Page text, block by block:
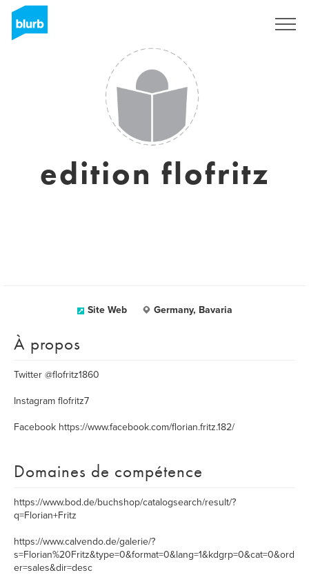
edition flofritz
Site Web Germany, Bavaria
À propos
Twitter @flofritz1860
Instagram flofritz7
Facebook https://www.facebook.com/florian.fritz.182/
Domaines de compétence
https://www.bod.de/buchshop/catalogsearch/result/?
q=Florian+Fritz
https://www.calvendo.de/galerie/?
s=Florian%20Fritz&type=0&format=0&lang=1&kdgrp=0&cat=0&ord
er=sales&dir=desc